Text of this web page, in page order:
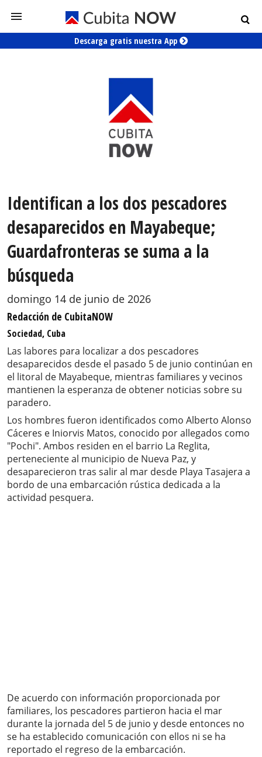
Descarga gratis nuestra App
Identifican a los dos pescadores
desaparecidos en Mayabeque;
Guardafronteras se suma a la
búsqueda
domingo 14 de junio de 2026
Redacción de CubitaNOW
Sociedad, Cuba
Las labores para localizar a dos pescadores
desaparecidos desde el pasado 5 de junio continúan en
el litoral de Mayabeque, mientras familiares y vecinos
mantienen la esperanza de obtener noticias sobre su
paradero.
Los hombres fueron identificados como Alberto Alonso
Cáceres e Iniorvis Matos, conocido por allegados como
"Pochi". Ambos residen en el barrio La Reglita,
perteneciente al municipio de Nueva Paz, y
desaparecieron tras salir al mar desde Playa Tasajera a
bordo de una embarcación rústica dedicada a la
actividad pesquera.
De acuerdo con información proporcionada por
familiares, los pescadores partieron hacia el mar
durante la jornada del 5 de junio y desde entonces no
se ha establecido comunicación con ellos ni se ha
reportado el regreso de la embarcación.